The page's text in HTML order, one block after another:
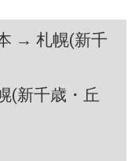
→ 札幌(新千
(新千歳・丘